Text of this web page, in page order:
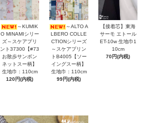
～KUMIK
O MINAMIシリー
ズ～スケアプリ
ント37300【#73
お散歩サンボン
ネットスー柄】
生地巾：110cm
120円(内税)
～ALTO A
LBERO COLLE
CTIONシリーズ
～スケアプリン
トB4005【ソー
イングスー柄】
生地巾：110cm
99円(内税)
【接着芯】東海
サーモ エトール
ET-10w 生地巾1
10cm
70円(内税)